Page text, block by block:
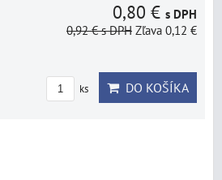
0,80 € s DPH
0,92 €s DPH Zľava 0,12 €
ks DO KOŠÍKA